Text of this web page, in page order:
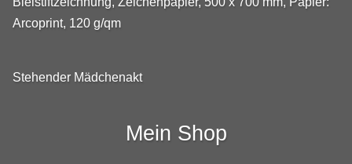
Arcoprint, 120 g/qm
Stehender Mädchenakt
Mein Shop